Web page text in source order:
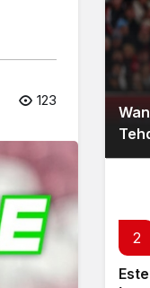
123
2